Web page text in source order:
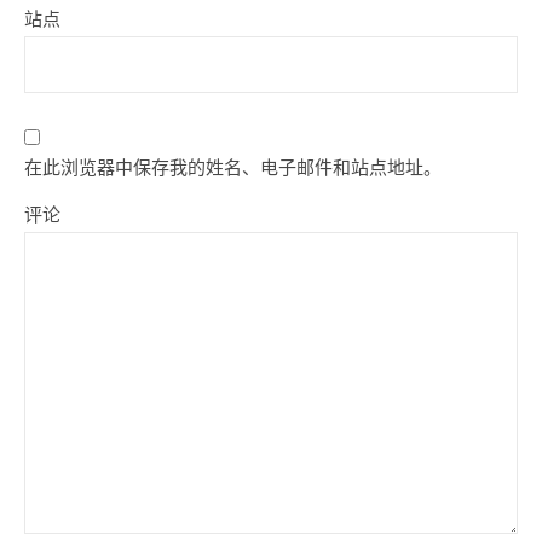
站点
在此浏览器中保存我的姓名、电子邮件和站点地址。
评论